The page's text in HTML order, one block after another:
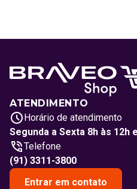
ATENDIMENTO
Horário de atendimento
Segunda a Sexta 8h às 12h
Telefone
(91) 3311-3800
Entrar em contato